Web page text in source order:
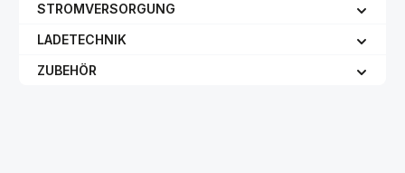
STROMVERSORGUNG
LADETECHNIK
ZUBEHÖR